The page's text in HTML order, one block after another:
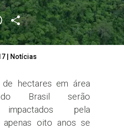
WhatsApp
Share
| Notícias
hectares em área
do Brasil serão
impactados pela
apenas oito anos se